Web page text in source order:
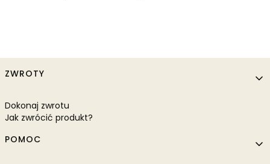
Linki w stopce
ZWROTY
Dokonaj zwrotu
Jak zwrócić produkt?
POMOC